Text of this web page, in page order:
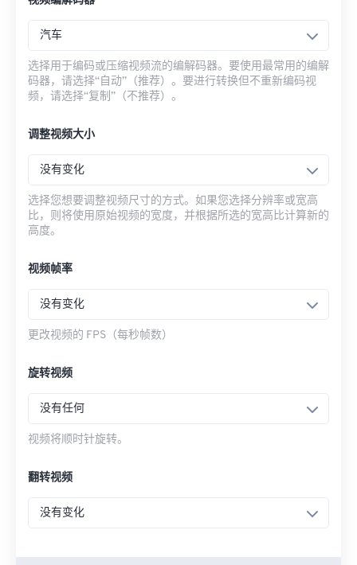
汽车
选择用于编码或压缩视频流的编解码器。要使用最常用的编解
码器，请选择“自动”（推荐）。要进行转换但不重新编码视
频，请选择“复制”（不推荐）。
调整视频大小
没有变化
选择您想要调整视频尺寸的方式。如果您选择分辨率或宽高
比，则将使用原始视频的宽度，并根据所选的宽高比计算新的
高度。
视频帧率
没有变化
更改视频的 FPS（每秒帧数）
旋转视频
没有任何
视频将顺时针旋转。
翻转视频
没有变化